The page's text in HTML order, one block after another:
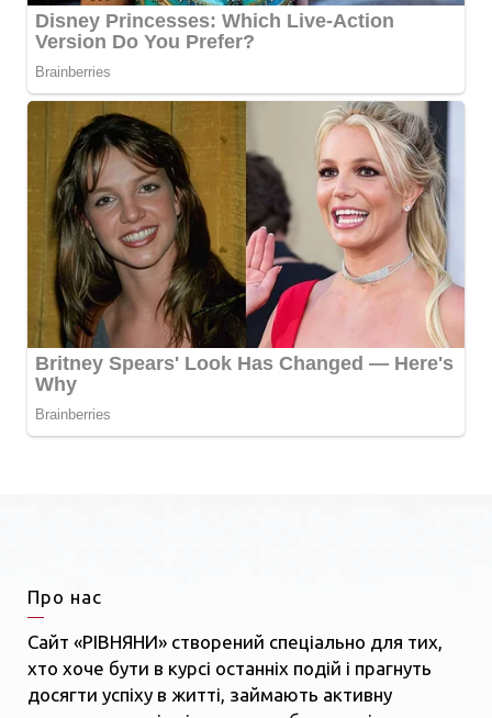
Про нас
Сайт «РІВНЯНИ» створений спеціально для тих,
хто хоче бути в курсі останніх подій і прагнуть
досягти успіху в житті, займають активну